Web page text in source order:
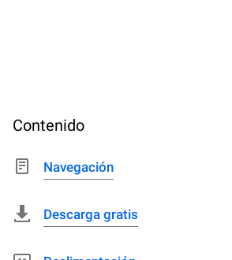
Contenido
Navegación
Descarga gratis